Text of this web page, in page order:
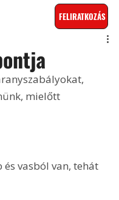
FELIRATKOZÁS
mielőtt
és vasból van, tehát